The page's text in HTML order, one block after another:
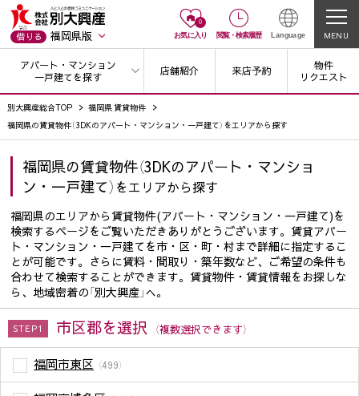
借りる 福岡県版
0
お気に入り 閲覧・ 検索履歴 Language MENU
アパート・マンション
一戸建てを探す
店舗紹介 来店予約
物件
リクエスト
別大興産総合TOP
福岡県 賃貸物件
福岡県の賃貸物件（3DKのアパート・マンション・一戸建て）をエリアから探す
福岡県の賃貸物件（3DKのアパート・マンショ
ン・一戸建て） をエリアから探す
福岡県のエリアから賃貸物件(アパート・マンション・一戸建て)を
検索するページをご覧いただきありがとうございます。賃貸アパー
ト・マンション・一戸建てを市・区・町・村まで詳細に指定するこ
とが可能です。さらに賃料・間取り・築年数など、ご希望の条件も
合わせて検索することができます。賃貸物件・賃貸情報をお探しな
ら、地域密着の「別大興産」へ。
STEP1 市区郡を選択 （複数選択できます）
福岡市東区 （499）